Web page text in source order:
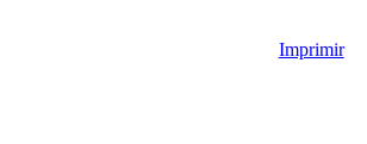
Imprimir